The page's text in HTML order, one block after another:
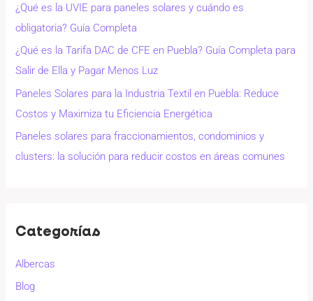
¿Qué es la UVIE para paneles solares y cuándo es
obligatoria? Guía Completa
¿Qué es la Tarifa DAC de CFE en Puebla? Guía Completa para
Salir de Ella y Pagar Menos Luz
Paneles Solares para la Industria Textil en Puebla: Reduce
Costos y Maximiza tu Eficiencia Energética
Paneles solares para fraccionamientos, condominios y
clusters: la solución para reducir costos en áreas comunes
Categorías
Albercas
Blog